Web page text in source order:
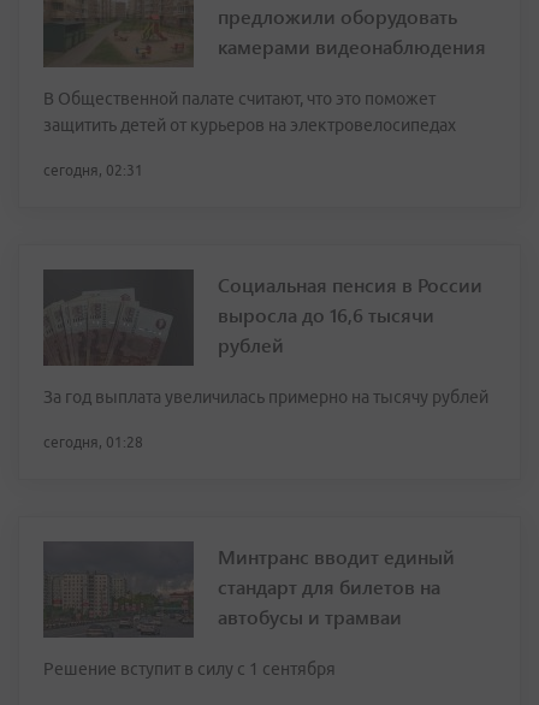
предложили оборудовать
камерами видеонаблюдения
В Общественной палате считают, что это поможет
защитить детей от курьеров на электровелосипедах
сегодня, 02:31
Социальная пенсия в России
выросла до 16,6 тысячи
рублей
За год выплата увеличилась примерно на тысячу рублей
сегодня, 01:28
Минтранс вводит единый
стандарт для билетов на
автобусы и трамваи
Решение вступит в силу с 1 сентября